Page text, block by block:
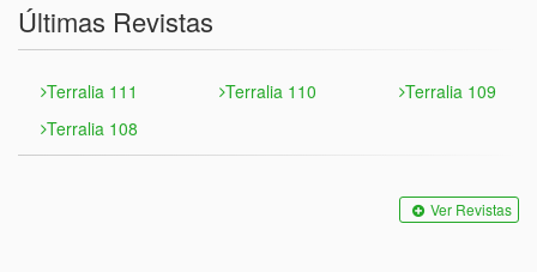
Últimas Revistas
Terralia 111 Terralia 110
Terralia 109
Terralia 108
Ver Revistas